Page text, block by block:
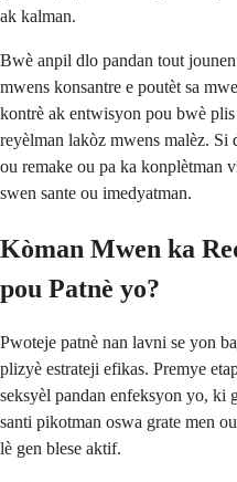
ak kalman.
Bwè anpil dlo pandan tout
mwens konsantre e poutèt sa
kontrè ak entwisyon pou bwè
reyèlman lakòz mwens malèz.
ou remake ou pa ka konplètman
swen sante ou imedyatman.
Kòman Mwen ka
pou Patnè yo?
Pwoteje patnè nan lavni se yon
plizyè estrateji efikas. Premye
seksyèl pandan enfeksyon yo, ki
santi pikotman oswa grate men
lè gen blese aktif.